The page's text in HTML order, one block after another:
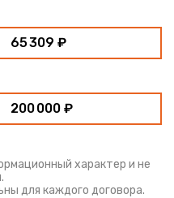
характер и не
для каждого договора.